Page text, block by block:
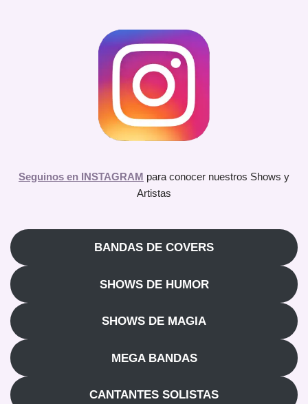
Seguinos en INSTAGRAM para conocer nuestros Shows y
Artistas
BANDAS DE COVERS
SHOWS DE HUMOR
SHOWS DE MAGIA
MEGA BANDAS
CANTANTES SOLISTAS